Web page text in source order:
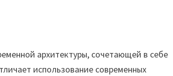
архитектуры, сочетающей в себе
использование современных